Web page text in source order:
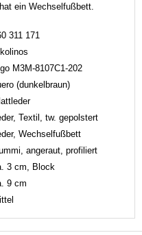
ein Wechselfußbett.
311 171
M3M-8107C1-202
(dunkelbraun)
Textil, tw. gepolstert
Wechselfußbett
angeraut, profiliert
3 cm, Block
9 cm